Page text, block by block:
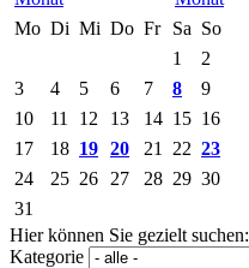
Mo Di Mi Do Fr Sa So
1
2
3
4 5 6 7 8
9
10
11 12 13 14 15 16
17
18 19 20 21 22 23
24
25 26 27 28 29 30
31
Hier können Sie gezielt suchen:
Kategorie